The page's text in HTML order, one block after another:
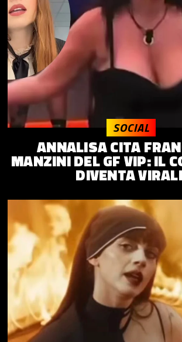
ANNALISA CITA
MANZINI DEL GF VIP: IL
DIVENTA
SOCIAL